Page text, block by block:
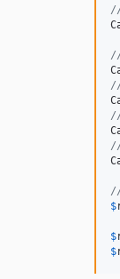
//
//
//
//
//
//
$
$
$